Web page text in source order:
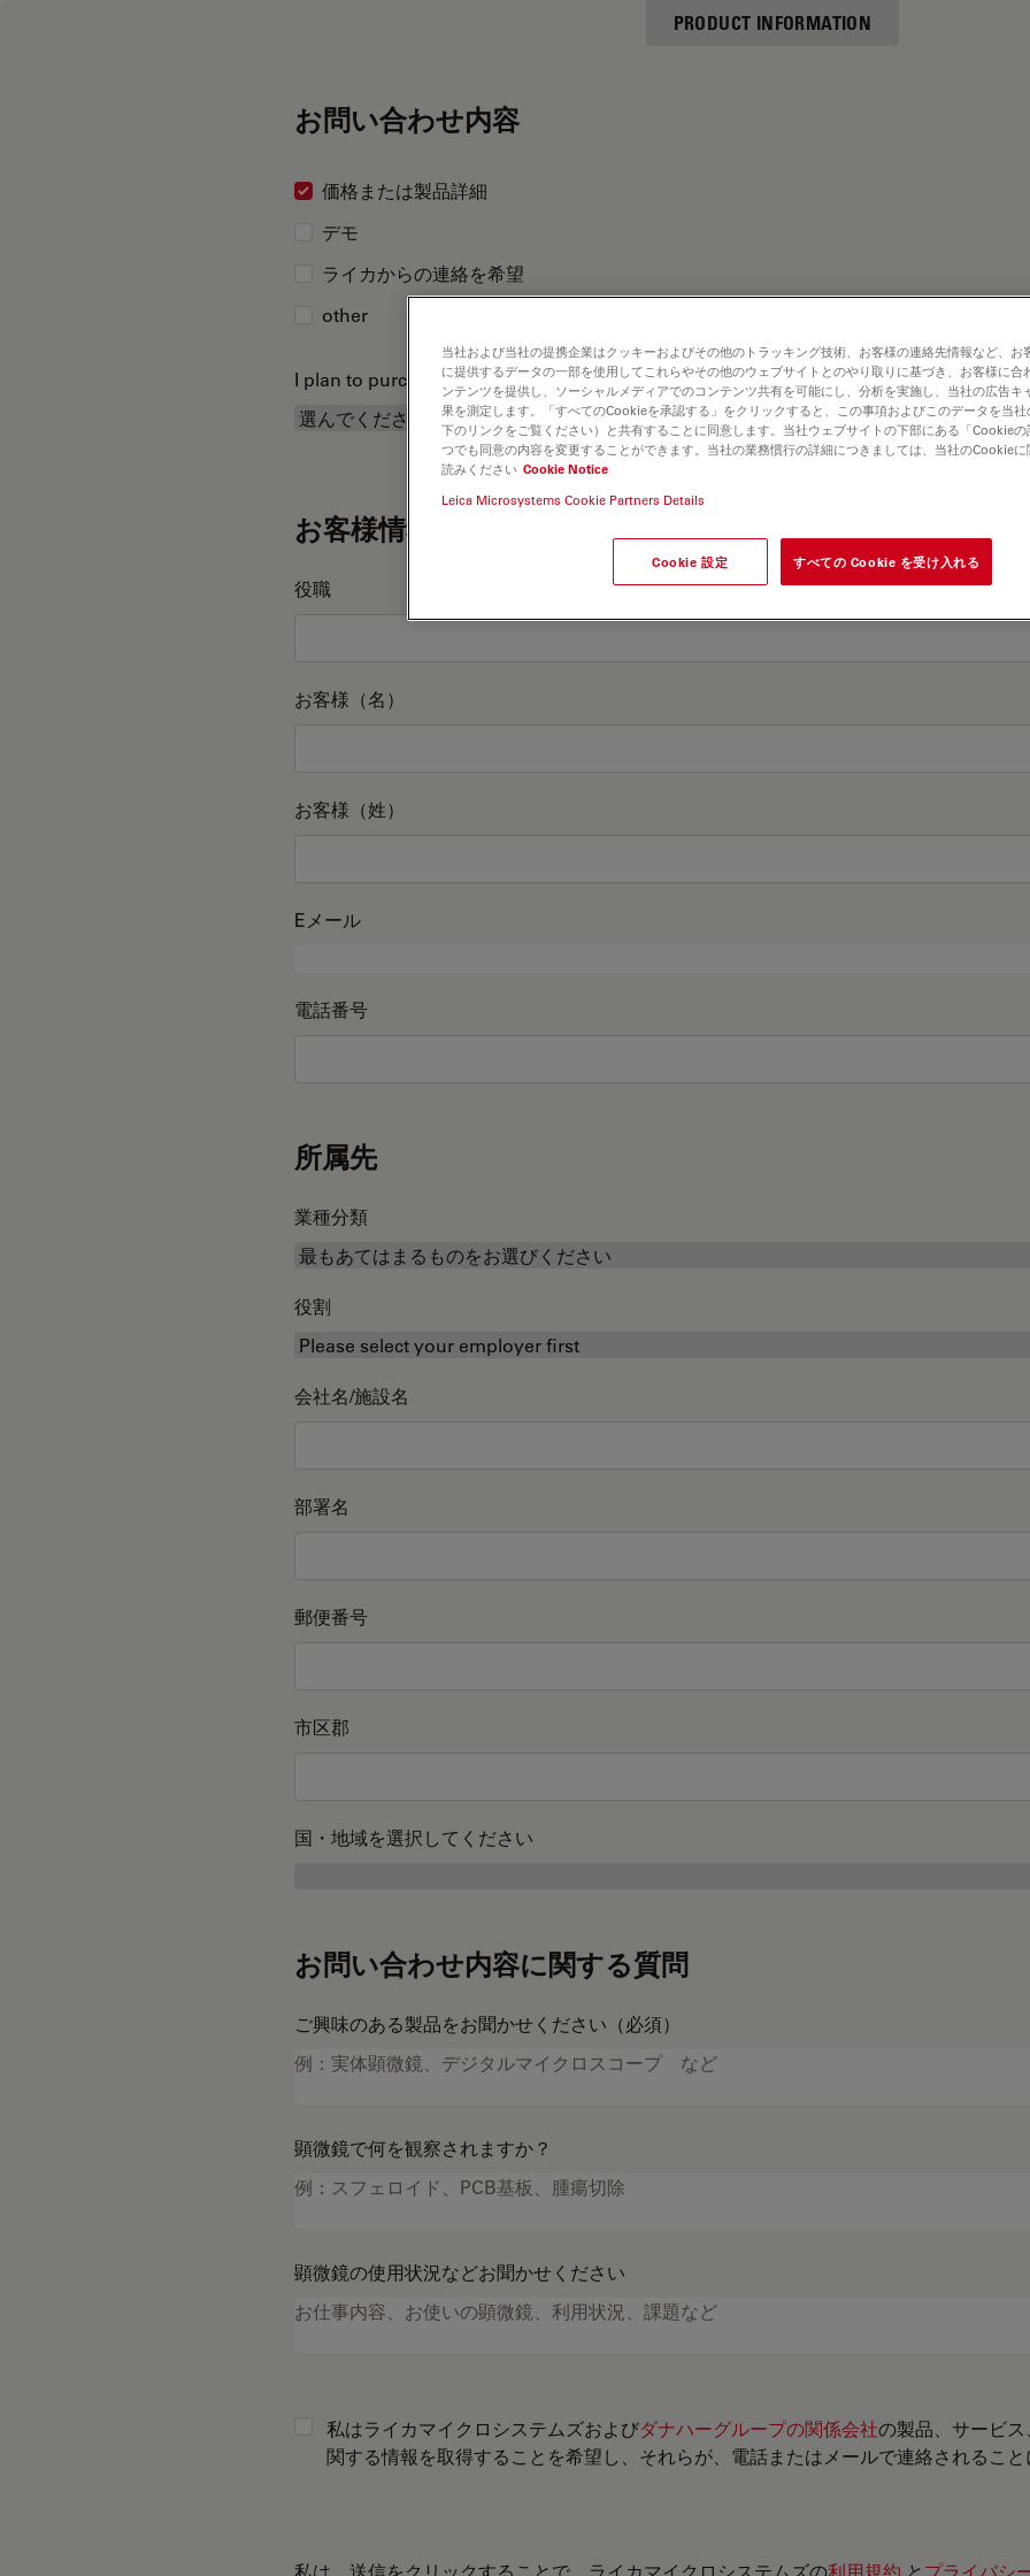
PRODUCT INFORMATION
お問い合わせ内容
価格または製品詳細
デモ
ライカからの連絡を希望
other
I plan to purchase...
お客様情報
役職
お客様（名）
お客様（姓）
Eメール
電話番号
所属先
業種分類
役割
会社名/施設名
部署名
郵便番号
市区郡
国・地域を選択してください
お問い合わせ内容に関する質問
ご興味のある製品をお聞かせください（必須）
顕微鏡で何を観察されますか？
顕微鏡の使用状況などお聞かせください
私はライカマイクロシステムズおよびダナハーグループの関係会社の製品、サービ
関する情報を取得することを希望し、それらが、電話またはメールで連絡されること
私は、送信をクリックすることで、ライカマイクロシステムズの利用規約 と プライバシ
当社および当社の提携企業はクッキーおよびその他のトラッキング技術、お客様の連絡先情報など、お
に提供するデータの一部を使用してこれらやその他のウェブサイトとのやり取りに基づき、お客様に合
ンテンツを提供し、ソーシャルメディアでのコンテンツ共有を可能にし、分析を実施し、当社の広告キ
果を測定します。「すべてのCookieを承認する」をクリックすると、この事項およびこのデータを当社
下のリンクをご覧ください）と共有することに同意します。当社ウェブサイトの下部にある「Cookie
つでも同意の内容を変更することができます。当社の業務慣行の詳細につきましては、当社のCookieに
読みください Cookie Notice
Leica Microsystems Cookie Partners Details
Cookie 設定 すべての Cookie を受け入れる